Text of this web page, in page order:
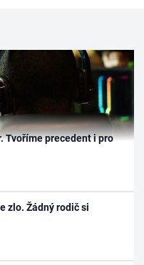
Tvoříme precedent i pro
zlo. Žádný rodič si